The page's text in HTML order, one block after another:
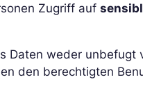
Zugriff auf
Daten weder unbefugt
den berechtigten